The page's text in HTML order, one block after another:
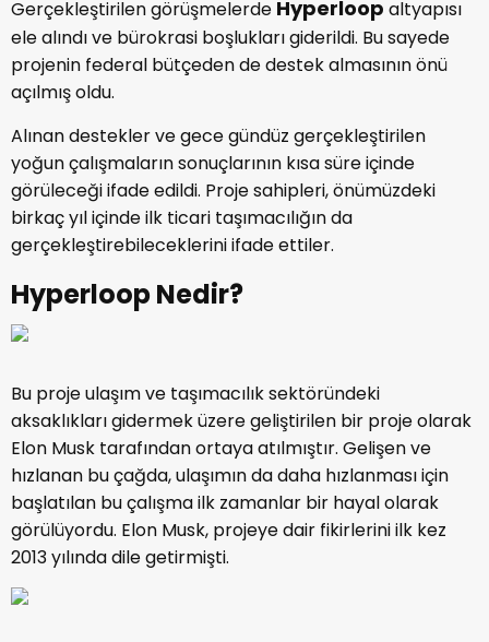
Gerçekleştirilen görüşmelerde Hyperloop altyapısı
ele alındı ve bürokrasi boşlukları giderildi. Bu sayede
projenin federal bütçeden de destek almasının önü
açılmış oldu.
Alınan destekler ve gece gündüz gerçekleştirilen
yoğun çalışmaların sonuçlarının kısa süre içinde
görüleceği ifade edildi. Proje sahipleri, önümüzdeki
birkaç yıl içinde ilk ticari taşımacılığın da
gerçekleştirebileceklerini ifade ettiler.
Hyperloop Nedir?
Bu proje ulaşım ve taşımacılık sektöründeki
aksaklıkları gidermek üzere geliştirilen bir proje olarak
Elon Musk tarafından ortaya atılmıştır. Gelişen ve
hızlanan bu çağda, ulaşımın da daha hızlanması için
başlatılan bu çalışma ilk zamanlar bir hayal olarak
görülüyordu. Elon Musk, projeye dair fikirlerini ilk kez
2013 yılında dile getirmişti.